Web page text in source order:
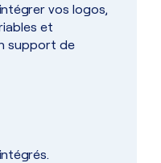
vos logos,
et
support de